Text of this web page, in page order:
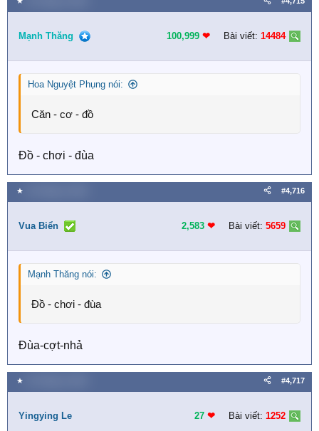
Mạnh Thăng 100,999 ❤︎ Bài viết: 14484
Hoa Nguyệt Phụng nói:
Căn - cơ - đồ
Đồ - chơi - đùa
★ #4,716
Vua Biển 2,583 ❤︎ Bài viết: 5659
Mạnh Thăng nói:
Đồ - chơi - đùa
Đùa-cợt-nhả
★ #4,717
Yingying Le 27 ❤︎ Bài viết: 1252